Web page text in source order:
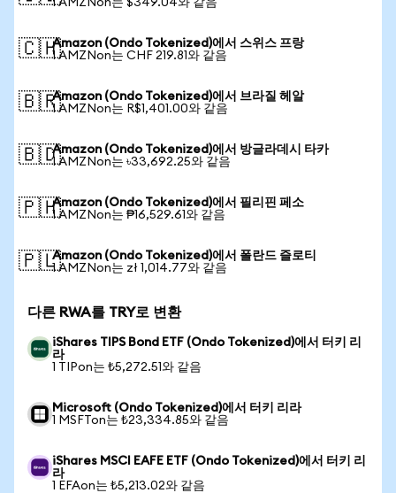
1 AMZNon는 $349.04와 같음
🇨🇭Amazon (Ondo Tokenized)에서 스위스 프랑
1 AMZNon는 CHF 219.81와 같음
🇧🇷Amazon (Ondo Tokenized)에서 브라질 헤알
1 AMZNon는 R$1,401.00와 같음
🇧🇩Amazon (Ondo Tokenized)에서 방글라데시 타카
1 AMZNon는 ৳33,692.25와 같음
🇵🇭Amazon (Ondo Tokenized)에서 필리핀 페소
1 AMZNon는 ₱16,529.61와 같음
🇵🇱Amazon (Ondo Tokenized)에서 폴란드 즐로티
1 AMZNon는 zł 1,014.77와 같음
다른 RWA를 TRY로 변환
iShares TIPS Bond ETF (Ondo Tokenized)에서 터키 리
라
1 TIPon는 ₺5,272.51와 같음
Microsoft (Ondo Tokenized)에서 터키 리라
1 MSFTon는 ₺23,334.85와 같음
iShares MSCI EAFE ETF (Ondo Tokenized)에서 터키 리
라
1 EFAon는 ₺5,213.02와 같음